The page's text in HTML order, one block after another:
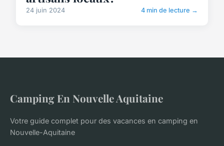
24 juin 2024 4 min de lecture →
Camping En Nouvelle Aquitaine
Votre guide complet pour des vacances en camping en
Nouvelle-Aquitaine